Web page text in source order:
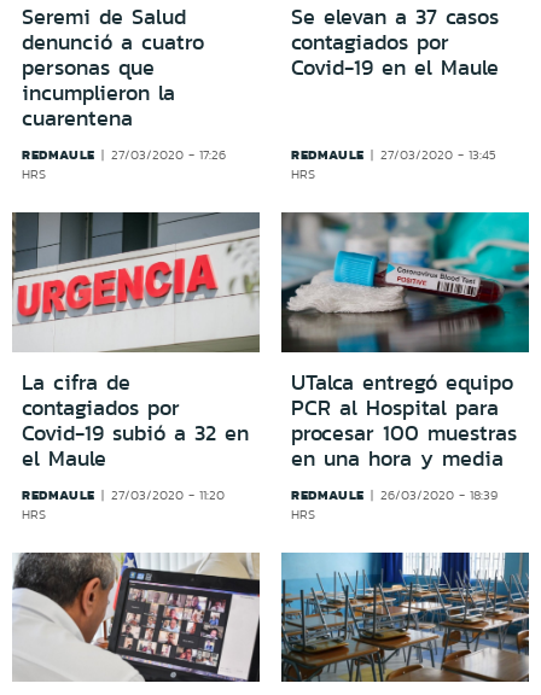
Seremi de Salud
denunció a cuatro
personas que
incumplieron la
cuarentena
REDMAULE
27/03/2020 - 17:26
HRS
Se elevan a 37 casos
contagiados por
Covid-19 en el Maule
REDMAULE
27/03/2020 - 13:45
HRS
La cifra de
contagiados por
Covid-19 subió a 32 en
el Maule
REDMAULE
27/03/2020 - 11:20
HRS
UTalca entregó equipo
PCR al Hospital para
procesar 100 muestras
en una hora y media
REDMAULE
26/03/2020 - 18:39
HRS